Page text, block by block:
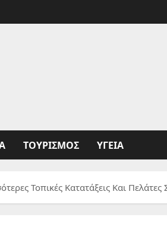
ΤΟΥΡΙΣΜΟΣ ΥΓΕΙΑ
Τοπικές Κατατάξεις Και Πελάτες